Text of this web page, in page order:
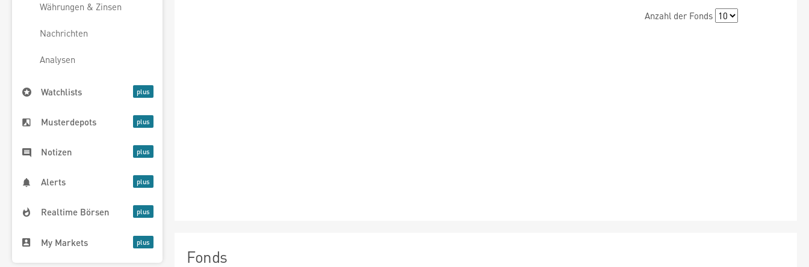
Währungen & Zinsen
Nachrichten
Analysen
Watchlists
Musterdepots
Notizen
Alerts
Realtime Börsen
My Markets
Anzahl der Fonds
Fonds